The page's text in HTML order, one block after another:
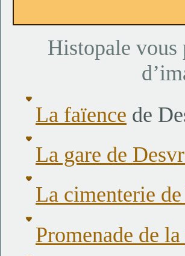
Histopale vous
La faïence de
La gare de
La cimenterie
Promenade de